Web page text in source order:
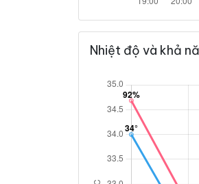
Nhiệt độ và khả